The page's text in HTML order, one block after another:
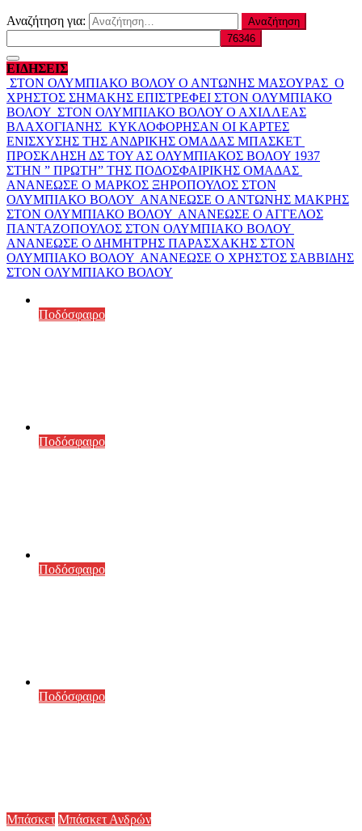
Αναζήτηση για:
ΕΙΔΗΣΕΙΣ
ΣΤΟΝ ΟΛΥΜΠΙΑΚΟ ΒΟΛΟΥ Ο ΑΝΤΩΝΗΣ ΜΑΣΟΥΡΑΣ Ο
ΧΡΗΣΤΟΣ ΣΗΜΑΚΗΣ ΕΠΙΣΤΡΕΦΕΙ ΣΤΟΝ ΟΛΥΜΠΙΑΚΟ
ΒΟΛΟΥ ΣΤΟΝ ΟΛΥΜΠΙΑΚΟ ΒΟΛΟΥ Ο ΑΧΙΛΛΕΑΣ
ΒΛΑΧΟΓΙΑΝΗΣ ΚΥΚΛΟΦΟΡΗΣΑΝ ΟΙ ΚΑΡΤΕΣ
ΕΝΙΣΧΥΣΗΣ ΤΗΣ ΑΝΔΡΙΚΗΣ ΟΜΑΔΑΣ ΜΠΑΣΚΕΤ
ΠΡΟΣΚΛΗΣΗ ΔΣ ΤΟΥ ΑΣ ΟΛΥΜΠΙΑΚΟΣ ΒΟΛΟΥ 1937
ΣΤΗΝ ” ΠΡΩΤΗ” ΤΗΣ ΠΟΔΟΣΦΑΙΡΙΚΗΣ ΟΜΑΔΑΣ
ΑΝΑΝΕΩΣΕ Ο ΜΑΡΚΟΣ ΞΗΡΟΠΟΥΛΟΣ ΣΤΟΝ
ΟΛΥΜΠΙΑΚΟ ΒΟΛΟΥ ΑΝΑΝΕΩΣΕ Ο ΑΝΤΩΝΗΣ ΜΑΚΡΗΣ
ΣΤΟΝ ΟΛΥΜΠΙΑΚΟ ΒΟΛΟΥ ΑΝΑΝΕΩΣΕ Ο ΑΓΓΕΛΟΣ
ΠΑΝΤΑΖΟΠΟΥΛΟΣ ΣΤΟΝ ΟΛΥΜΠΙΑΚΟ ΒΟΛΟΥ
ΑΝΑΝΕΩΣΕ Ο ΔΗΜΗΤΡΗΣ ΠΑΡΑΣΧΑΚΗΣ ΣΤΟΝ
ΟΛΥΜΠΙΑΚΟ ΒΟΛΟΥ ΑΝΑΝΕΩΣΕ Ο ΧΡΗΣΤΟΣ ΣΑΒΒΙΔΗΣ
ΣΤΟΝ ΟΛΥΜΠΙΑΚΟ ΒΟΛΟΥ
Ποδόσφαιρο
Ποδόσφαιρο
Ποδόσφαιρο
Ποδόσφαιρο
Μπάσκετ Μπάσκετ Ανδρών